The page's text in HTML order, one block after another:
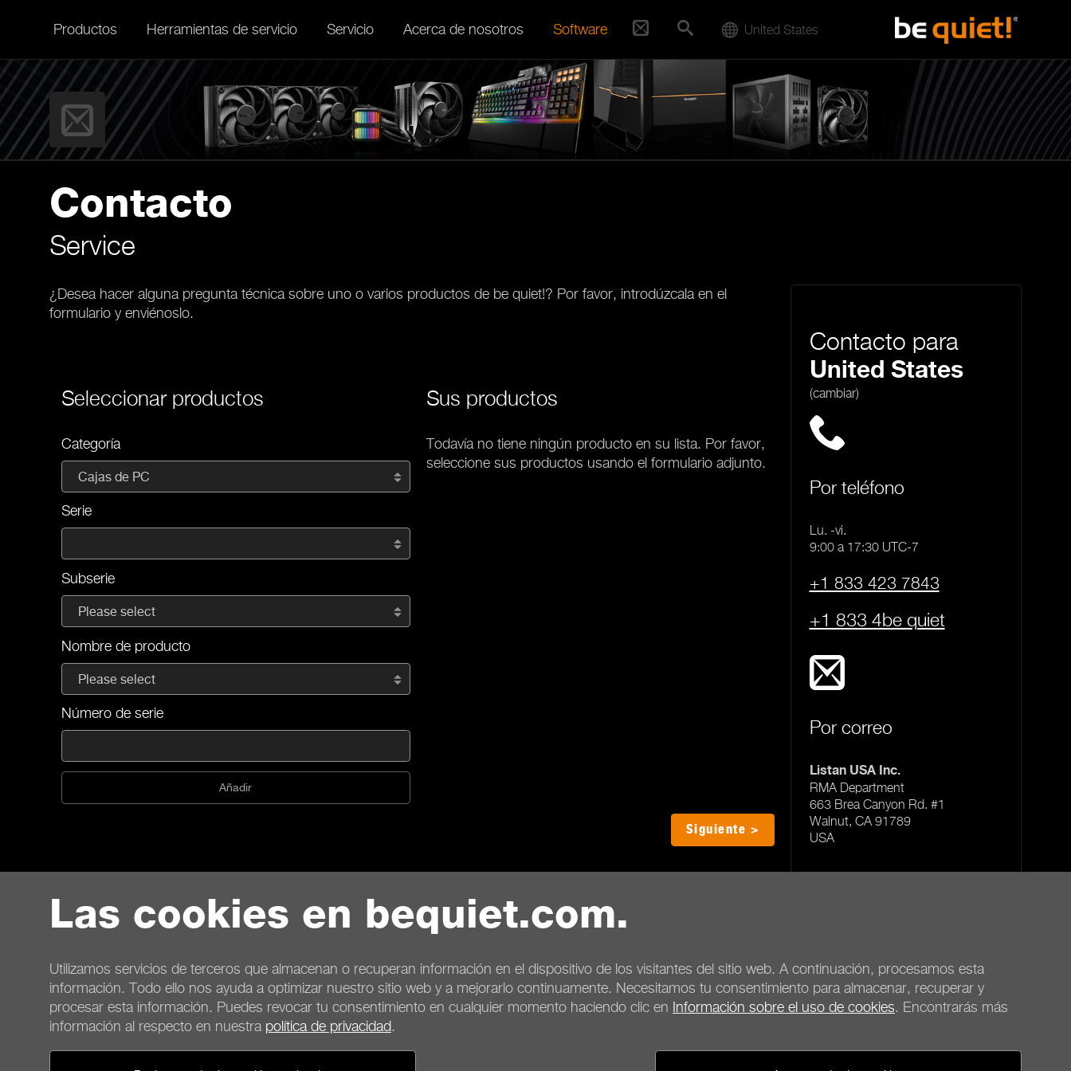
Las cookies en bequiet.com.
Utilizamos servicios de terceros que almacenan o recuperan información en el dispositivo de los visitantes del sitio web. A continuación, procesamos esta
información. Todo ello nos ayuda a optimizar nuestro sitio web y a mejorarlo continuamente. Necesitamos tu consentimiento para almacenar, recuperar y
procesar esta información. Puedes revocar tu consentimiento en cualquier momento haciendo clic en Información sobre el uso de cookies. Encontrarás más
información al respecto en nuestra política de privacidad.
Productos Herramientas de servicio Servicio Acerca de nosotros Software United States
Contacto
Service
¿Desea hacer alguna pregunta técnica sobre uno o varios productos de be quiet!? Por favor, introdúzcala en el
formulario y enviénoslo.
Seleccionar productos
Categoría
Cajas de PC
Serie
Subserie
Please select
Nombre de producto
Please select
Número de serie
Añadir
Sus productos
Todavía no tiene ningún producto en su lista. Por favor,
seleccione sus productos usando el formulario adjunto.
Siguiente >
Contacto para
United States
(cambiar)
Por teléfono
Lu. -vi.
9:00 a 17:30 UTC-7
+1 833 423 7843
+1 833 4be quiet
Por correo
Listan USA Inc.
RMA Department
663 Brea Canyon Rd. #1
Walnut, CA 91789
USA
Contacto be quiet!Redes sociales